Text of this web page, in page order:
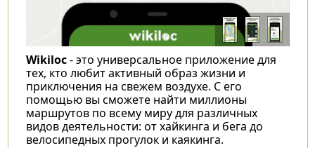
Wikiloc- это универсальное приложение для
тех, кто любит активный образ жизни и
приключения на свежем воздухе. С его
помощью вы сможете найти миллионы
маршрутов по всему миру для различных
видов деятельности: от хайкинга и бега до
велосипедных прогулок и каякинга.